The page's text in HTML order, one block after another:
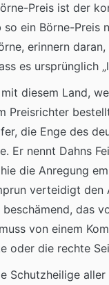
Preis ist der
ein Börne-
erinnern
es ursprünglich
diesem Land,
Preisrichter
die Enge des
Er nennt Dahns
die Anregung
verteidigt
beschämend,
von einem
oder die rechte
Schutzheilige